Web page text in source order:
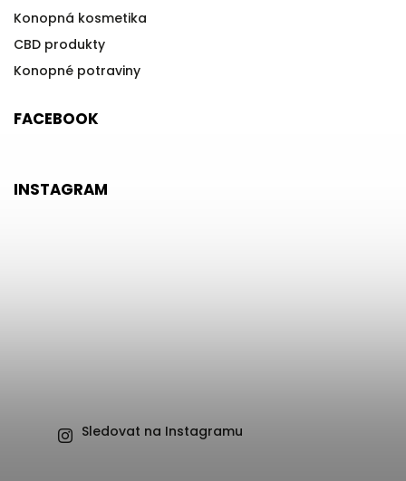
Konopná kosmetika
CBD produkty
Konopné potraviny
FACEBOOK
INSTAGRAM
Sledovat na Instagramu